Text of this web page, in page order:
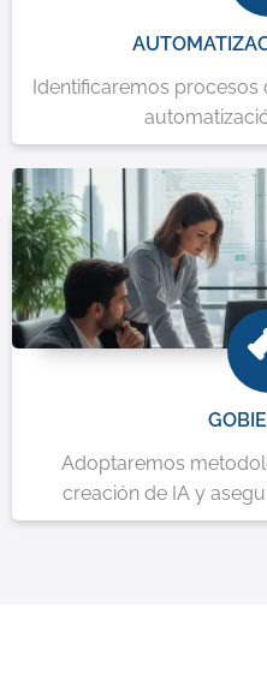
Identificaremos procesos
Adoptaremos
creación de IA y